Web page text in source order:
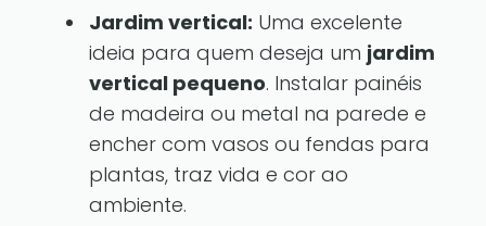
Jardim vertical: Uma excelente
ideia para quem deseja um jardim
vertical pequeno. Instalar painéis
de madeira ou metal na parede e
encher com vasos ou fendas para
plantas, traz vida e cor ao
ambiente.